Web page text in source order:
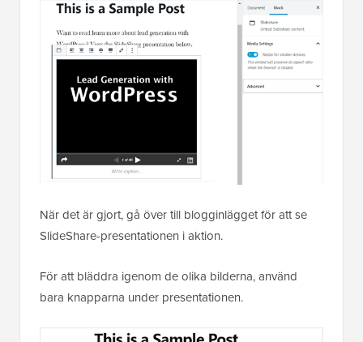
När det är gjort, gå över till blogginlägget för att se
SlideShare-presentationen i aktion.
För att bläddra igenom de olika bilderna, använd
bara knapparna under presentationen.